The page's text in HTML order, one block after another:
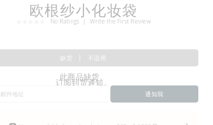
欧根纱小化妆袋
No Ratings Write the First Review
缺货 不适用
此商品缺货。
订阅到货通知。
通知我